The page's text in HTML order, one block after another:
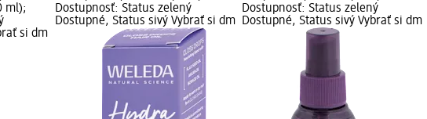
ml);
si dm
Dostupnosť: Status zelený
Dostupné, Status sivý Vybrať si dm
Dostupnosť: Status zelený
Dostupné, Status sivý Vybrať si dm